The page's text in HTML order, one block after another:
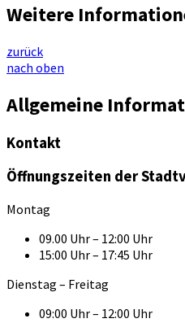
Weitere
zurück
nach oben
Allgemeine
Kontakt
Öffnungszeiten der
Montag
09.00 Uhr – 12:00 Uhr
15:00 Uhr – 17:45 Uhr
Dienstag – Freitag
09:00 Uhr – 12:00 Uhr